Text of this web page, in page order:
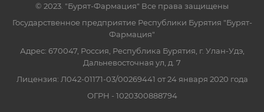
© 2023. "Бурят-Фармация" Все права защищены
Государственное предприятие Республики Бурятия "Бурят-
Фармация"
Адрес: 670047, Россия, Республика Бурятия, г. Улан-Удэ,
Дальневосточная ул, д. 7
Лицензия: Л042-01171-03/00269441 от 24 января 2020 года
ОГРН - 1020300888794